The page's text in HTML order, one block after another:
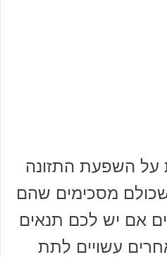
על השפעת התזונה
שכולם מסכימים שהם
אם יש לכם תנאים
עשויים לתת